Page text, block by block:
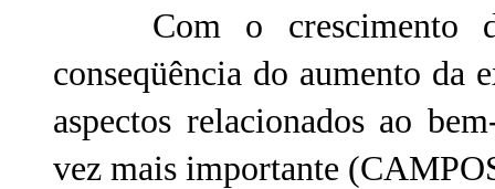
Com o crescimento da
conseqüência do aumento da
aspectos relacionados ao
vez mais importante